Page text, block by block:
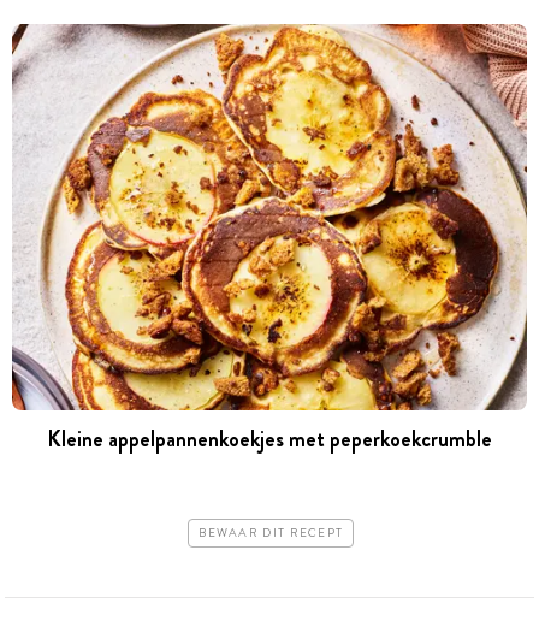
Kleine appelpannenkoekjes met peperkoekcrumble
BEWAAR DIT RECEPT